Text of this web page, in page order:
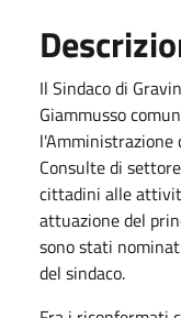
Il Sindaco di
Giammusso
l'Amministrazione
Consulte di
cittadini alle
attuazione del
sono stati
del sindaco.